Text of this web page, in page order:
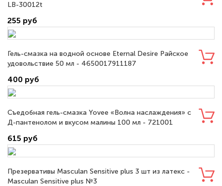
LB-30012t
255 руб
Гель-смазка на водной основе Eternal Desire Райское
удовольствие 50 мл - 4650017911187
400 руб
Съедобная гель-смазка Yovee «Волна наслаждения» с
Д-пантенолом и вкусом малины 100 мл - 721001
615 руб
Презервативы Masculan Sensitive plus 3 шт из латекс -
Masculan Sensitive plus №3